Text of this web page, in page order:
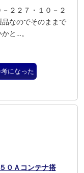
２２７・１０－２
なのでそのままで
と…。
になった
０Ａコンテナ搭